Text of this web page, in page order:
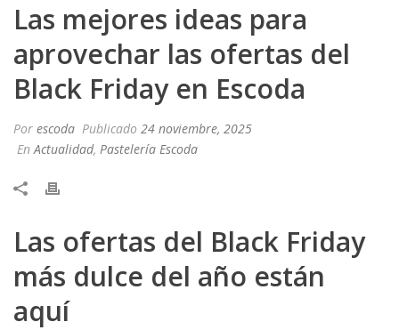
Las mejores ideas para
aprovechar las ofertas del
Black Friday en Escoda
Por escoda Publicado 24 noviembre, 2025
EnActualidad, Pastelería Escoda
Las ofertas del Black Friday
más dulce del año están
aquí